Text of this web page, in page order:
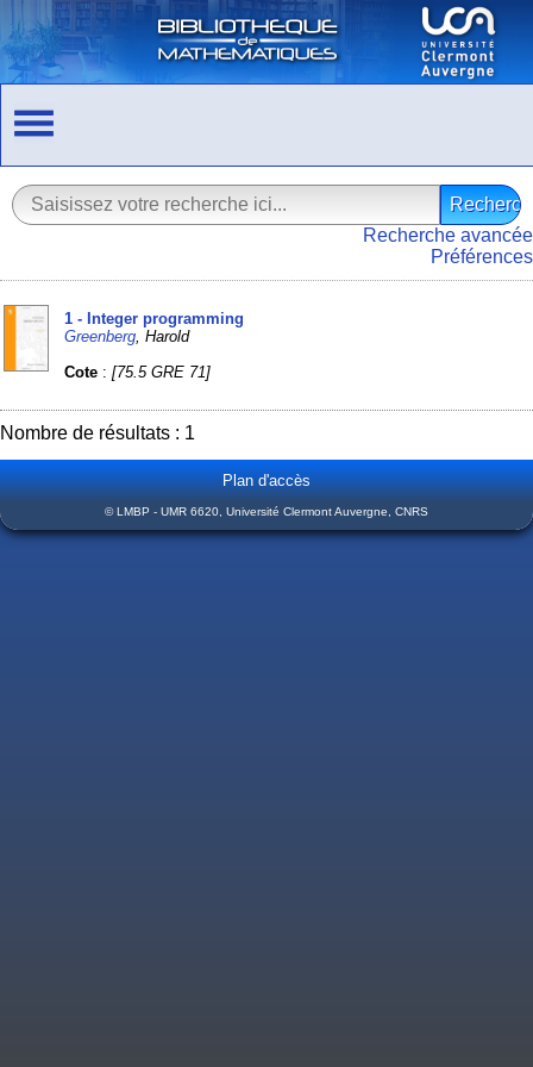
Recherche avancée
Préférences
1 - Integer programming
Greenberg , Harold
Cote :[75.5 GRE 71]
Nombre de résultats : 1
Plan d'accès
© LMBP - UMR 6620, Université Clermont Auvergne, CNRS